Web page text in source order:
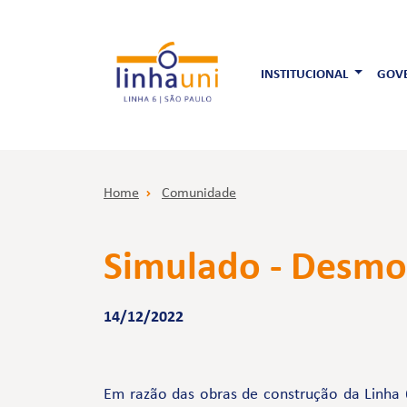
INSTITUCIONAL
Home Comunidade
Simulado -
14/12/2022
Em razão das obras de construção da